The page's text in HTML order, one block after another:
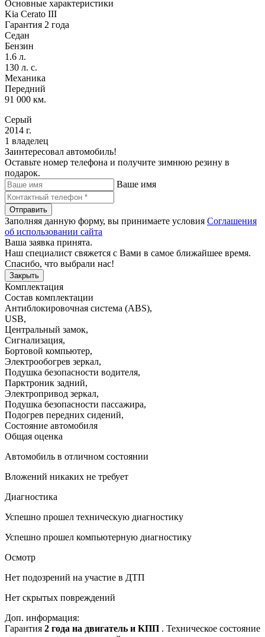
Основные характеристики
Kia Cerato III
Гарантия 2 года
Седан
Бензин
1.6 л.
130 л. с.
Механика
Передний
91 000 км.
Серый
2014 г.
1 владелец
Заинтересовал автомобиль!
Оставьте номер телефона и получите зимнюю резину в
подарок.
Ваше имя
Отправить
Заполняя данную форму, вы принимаете условия Соглашения
об использовании сайта
Ваша заявка принята.
Наш специалист свяжется с Вами в самое ближайшее время.
Спасибо, что выбрали нас!
Закрыть
Комплектация
Состав комплектации
Антиблокировочная система (ABS),
USB,
Центральный замок,
Сигнализация,
Бортовой компьютер,
Электрообогрев зеркал,
Подушка безопасности водителя,
Парктроник задний,
Электропривод зеркал,
Подушка безопасности пассажира,
Подогрев передних сидений,
Состояние автомобиля
Общая оценка
Автомобиль в отличном состоянии
Вложений никаких не требует
Диагностика
Успешно прошел техническую диагностику
Успешно прошел компьютерную диагностику
Осмотр
Нет подозрений на участие в ДТП
Нет скрытых повреждений
Доп. информация:
Гарантия 2 года на двигатель и КПП . Техническое состояние